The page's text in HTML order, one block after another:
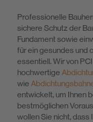
Services
Wissen
Über uns
Professionelle
sichere Schutz der
Fundament sowie
für ein gesundes und
essentiell. Wir von
hochwertige
wie
entwickelt, um Ihnen
bestmöglichen
wollen Sie nicht, dass